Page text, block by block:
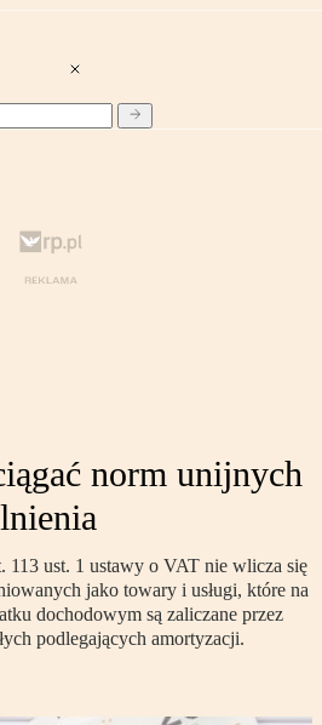
norm unijnych
113 ust. 1 ustawy o VAT nie wlicza się
jako towary i usługi, które na
dochodowym są zaliczane przez
podlegających amortyzacji.